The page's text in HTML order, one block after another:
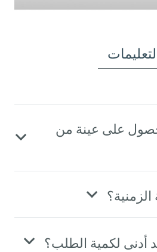
على عينة من
أدنى لكمية الطلب؟